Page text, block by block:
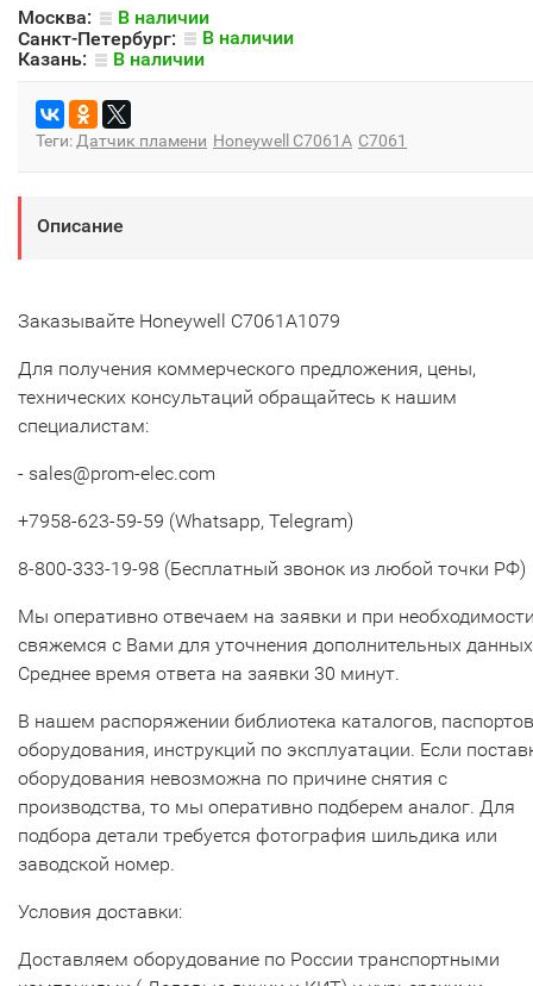
Москва:
В наличии
Санкт-Петербург:
В наличии
Казань:
В наличии
Теги: Датчик пламени Honeywell C7061A C7061
Описание
Заказывайте Honeywell C7061A1079
Для получения коммерческого предложения, цены,
технических консультаций обращайтесь к нашим
специалистам:
- sales@prom-elec.com
+7958-623-59-59 (Whatsapp, Telegram)
8-800-333-19-98 (Бесплатный звонок из любой точки РФ)
Мы оперативно отвечаем на заявки и при
свяжемся с Вами для уточнения дополнительных
Среднее время ответа на заявки 30 минут.
В нашем распоряжении библиотека каталогов, паспортов
оборудования, инструкций по эксплуатации. Если
оборудования невозможна по причине снятия с
производства, то мы оперативно подберем аналог. Для
подбора детали требуется фотография шильдика или
заводской номер.
Условия доставки:
Доставляем оборудование по России транспортными